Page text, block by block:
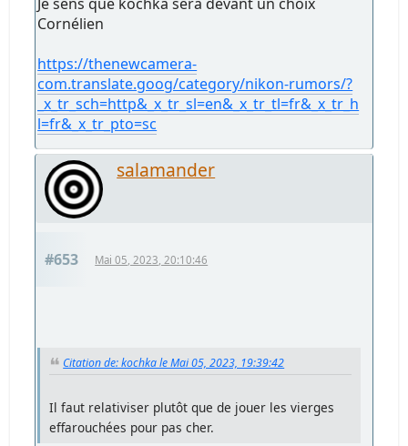
Cornélien
https://thenewcamera-
com.translate.goog/category/nikon-rumors/?
_x_tr_sch=http&_x_tr_sl=en&_x_tr_tl=fr&_x_tr_h
l=fr&_x_tr_pto=sc
salamander
#653 Mai 05, 2023, 20:10:46
Citation de: kochka le Mai 05, 2023, 19:39:42
Il faut relativiser plutôt que de jouer les vierges
effarouchées pour pas cher.